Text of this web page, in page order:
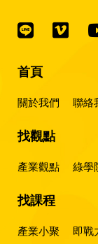
首頁
關於我們 聯絡
找觀點
產業觀點 綠學
找課程
產業小聚 即戰